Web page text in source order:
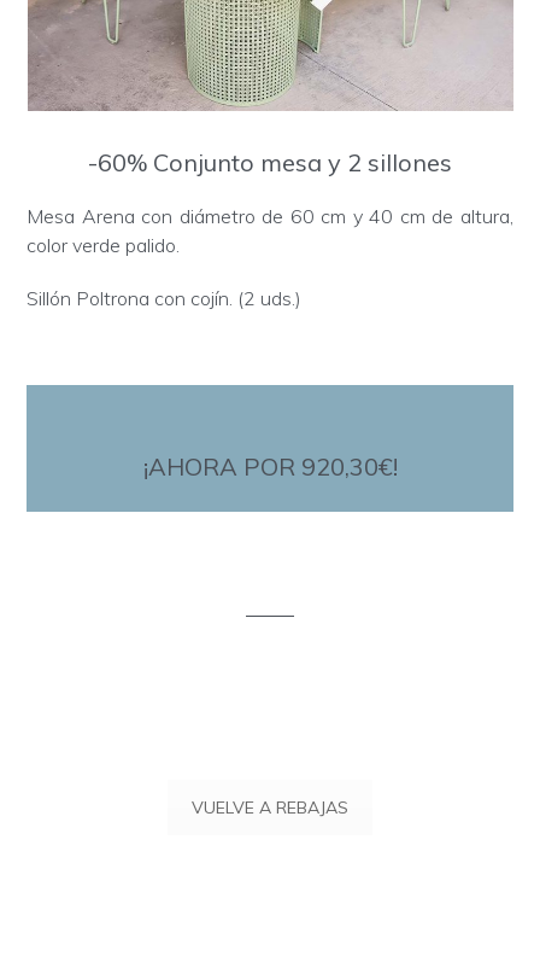
-60% Conjunto mesa y 2 sillones
Mesa Arena con diámetro de 60 cm y 40 cm de altura,
color verde palido.
Sillón Poltrona con cojín. (2 uds.)
¡AHORA POR 920,30€!
VUELVE A REBAJAS